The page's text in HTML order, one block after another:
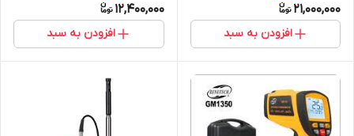
21,000,000
افزودن به سبد
آزما تجهیز)
12,400,000
افزودن به سبد